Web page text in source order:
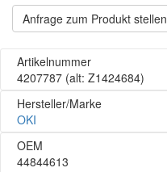
Anfrage zum Produkt stellen
Artikelnummer
4207787 (alt: Z1424684)
Hersteller/Marke
OKI
OEM
44844613